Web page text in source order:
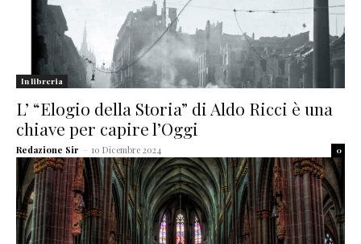
In libreria
L’ “Elogio della Storia” di Aldo Ricci è una
chiave per capire l’Oggi
Redazione Sir - 10 Dicembre 2024 0